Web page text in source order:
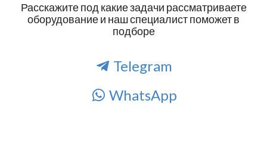
Расскажите под какие задачи рассматриваете
оборудование и наш специалист поможет в
подборе
Telegram
WhatsApp